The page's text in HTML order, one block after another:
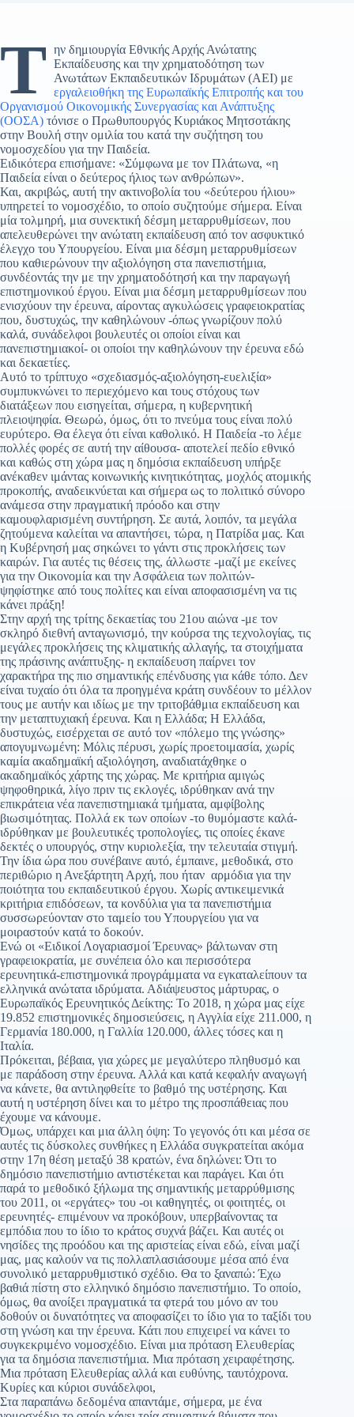
Τ ην δημιουργία Εθνικής Αρχής Ανώτατης
Εκπαίδευσης και την χρηματοδότηση των
Ανωτάτων Εκπαιδευτικών Ιδρυμάτων (ΑΕΙ) με
εργαλειοθήκη της Ευρωπαϊκής Επιτροπής και του
Οργανισμού Οικονομικής Συνεργασίας και Ανάπτυξης
(ΟΟΣΑ) τόνισε ο Πρωθυπουργός Κυριάκος Μητσοτάκης
στην Βουλή στην ομιλία του κατά την συζήτηση του
νομοσχεδίου για την Παιδεία.
Ειδικότερα επισήμανε: «Σύμφωνα με τον Πλάτωνα, «η
Παιδεία είναι ο δεύτερος ήλιος των ανθρώπων».
Και, ακριβώς, αυτή την ακτινοβολία του «δεύτερου ήλιου»
υπηρετεί το νομοσχέδιο, το οποίο συζητούμε σήμερα. Είναι
μία τολμηρή, μια συνεκτική δέσμη μεταρρυθμίσεων, που
απελευθερώνει την ανώτατη εκπαίδευση από τον ασφυκτικό
έλεγχο του Υπουργείου. Είναι μια δέσμη μεταρρυθμίσεων
που καθιερώνουν την αξιολόγηση στα πανεπιστήμια,
συνδέοντάς την με την χρηματοδότησή και την παραγωγή
επιστημονικού έργου. Είναι μια δέσμη μεταρρυθμίσεων που
ενισχύουν την έρευνα, αίροντας αγκυλώσεις γραφειοκρατίας
που, δυστυχώς, την καθηλώνουν -όπως γνωρίζουν πολύ
καλά, συνάδελφοι βουλευτές οι οποίοι είναι και
πανεπιστημιακοί- οι οποίοι την καθηλώνουν την έρευνα εδώ
και δεκαετίες.
Αυτό το τρίπτυχο «σχεδιασμός-αξιολόγηση-ευελιξία»
συμπυκνώνει το περιεχόμενο και τους στόχους των
διατάξεων που εισηγείται, σήμερα, η κυβερνητική
πλειοψηφία. Θεωρώ, όμως, ότι το πνεύμα τους είναι πολύ
ευρύτερο. Θα έλεγα ότι είναι καθολικό. Η Παιδεία -το λέμε
πολλές φορές σε αυτή την αίθουσα- αποτελεί πεδίο εθνικό
και καθώς στη χώρα μας η δημόσια εκπαίδευση υπήρξε
ανέκαθεν ιμάντας κοινωνικής κινητικότητας, μοχλός ατομικής
προκοπής, αναδεικνύεται και σήμερα ως το πολιτικό σύνορο
ανάμεσα στην πραγματική πρόοδο και στην
καμουφλαρισμένη συντήρηση. Σε αυτά, λοιπόν, τα μεγάλα
ζητούμενα καλείται να απαντήσει, τώρα, η Πατρίδα μας. Και
η Κυβέρνησή μας σηκώνει το γάντι στις προκλήσεις των
καιρών. Για αυτές τις θέσεις της, άλλωστε -μαζί με εκείνες
για την Οικονομία και την Ασφάλεια των πολιτών-
ψηφίστηκε από τους πολίτες και είναι αποφασισμένη να τις
κάνει πράξη!
Στην αρχή της τρίτης δεκαετίας του 21ου αιώνα -με τον
σκληρό διεθνή ανταγωνισμό, την κούρσα της τεχνολογίας, τις
μεγάλες προκλήσεις της κλιματικής αλλαγής, τα στοιχήματα
της πράσινης ανάπτυξης- η εκπαίδευση παίρνει τον
χαρακτήρα της πιο σημαντικής επένδυσης για κάθε τόπο. Δεν
είναι τυχαίο ότι όλα τα προηγμένα κράτη συνδέουν το μέλλον
τους με αυτήν και ιδίως με την τριτοβάθμια εκπαίδευση και
την μεταπτυχιακή έρευνα. Και η Ελλάδα; Η Ελλάδα,
δυστυχώς, εισέρχεται σε αυτό τον «πόλεμο της γνώσης»
απογυμνωμένη: Μόλις πέρυσι, χωρίς προετοιμασία, χωρίς
καμία ακαδημαϊκή αξιολόγηση, αναδιατάχθηκε ο
ακαδημαϊκός χάρτης της χώρας. Με κριτήρια αμιγώς
ψηφοθηρικά, λίγο πριν τις εκλογές, ιδρύθηκαν ανά την
επικράτεια νέα πανεπιστημιακά τμήματα, αμφίβολης
βιωσιμότητας. Πολλά εκ των οποίων -το θυμόμαστε καλά-
ιδρύθηκαν με βουλευτικές τροπολογίες, τις οποίες έκανε
δεκτές ο υπουργός, στην κυριολεξία, την τελευταία στιγμή.
Την ίδια ώρα που συνέβαινε αυτό, έμπαινε, μεθοδικά, στο
περιθώριο η Ανεξάρτητη Αρχή, που ήταν αρμόδια για την
ποιότητα του εκπαιδευτικού έργου. Χωρίς αντικειμενικά
κριτήρια επιδόσεων, τα κονδύλια για τα πανεπιστήμια
συσσωρεύονταν στο ταμείο του Υπουργείου για να
μοιραστούν κατά το δοκούν.
Ενώ οι «Ειδικοί Λογαριασμοί Έρευνας» βάλτωναν στη
γραφειοκρατία, με συνέπεια όλο και περισσότερα
ερευνητικά-επιστημονικά προγράμματα να εγκαταλείπουν τα
ελληνικά ανώτατα ιδρύματα. Αδιάψευστος μάρτυρας, ο
Ευρωπαϊκός Ερευνητικός Δείκτης: To 2018, η χώρα μας είχε
19.852 επιστημονικές δημοσιεύσεις, η Αγγλία είχε 211.000, η
Γερμανία 180.000, η Γαλλία 120.000, άλλες τόσες και η
Ιταλία.
Πρόκειται, βέβαια, για χώρες με μεγαλύτερο πληθυσμό και
με παράδοση στην έρευνα. Αλλά και κατά κεφαλήν αναγωγή
να κάνετε, θα αντιληφθείτε το βαθμό της υστέρησης. Και
αυτή η υστέρηση δίνει και το μέτρο της προσπάθειας που
έχουμε να κάνουμε.
Όμως, υπάρχει και μια άλλη όψη: Το γεγονός ότι και μέσα σε
αυτές τις δύσκολες συνθήκες η Ελλάδα συγκρατείται ακόμα
στην 17η θέση μεταξύ 38 κρατών, ένα δηλώνει: Ότι το
δημόσιο πανεπιστήμιο αντιστέκεται και παράγει. Και ότι
παρά το μεθοδικό ξήλωμα της σημαντικής μεταρρύθμισης
του 2011, οι «εργάτες» του -οι καθηγητές, οι φοιτητές, οι
ερευνητές- επιμένουν να προκόβουν, υπερβαίνοντας τα
εμπόδια που το ίδιο το κράτος συχνά βάζει. Και αυτές οι
νησίδες της προόδου και της αριστείας είναι εδώ, είναι μαζί
μας, μας καλούν να τις πολλαπλασιάσουμε μέσα από ένα
συνολικό μεταρρυθμιστικό σχέδιο. Θα το ξαναπώ: Έχω
βαθιά πίστη στο ελληνικό δημόσιο πανεπιστήμιο. Το οποίο,
όμως, θα ανοίξει πραγματικά τα φτερά του μόνο αν του
δοθούν οι δυνατότητες να αποφασίζει το ίδιο για το ταξίδι του
στη γνώση και την έρευνα. Κάτι που επιχειρεί να κάνει το
συγκεκριμένο νομοσχέδιο. Είναι μια πρόταση Ελευθερίας
για τα δημόσια πανεπιστήμια. Μια πρόταση χειραφέτησης.
Μια πρόταση Ελευθερίας αλλά και ευθύνης, ταυτόχρονα.
Κυρίες και κύριοι συνάδελφοι,
Στα παραπάνω δεδομένα απαντάμε, σήμερα, με ένα